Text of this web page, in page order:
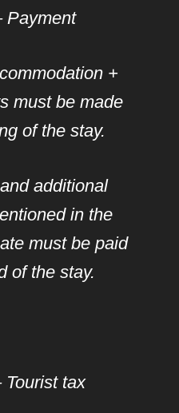
Payment
+
must be made
of the stay.
additional
in the
must be paid
of the stay.
Tourist tax